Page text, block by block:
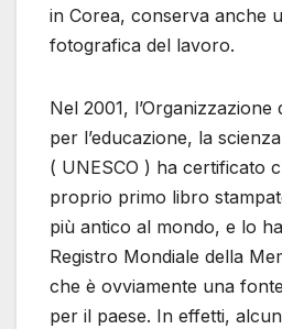
in Corea, conserva anche
fotografica del lavoro.
Nel 2001,
per l’educazione, la
( UNESCO ) ha certificato
proprio primo libro
più antico al mondo, e lo
Registro Mondiale della
che è ovviamente una
per il paese. In effetti,